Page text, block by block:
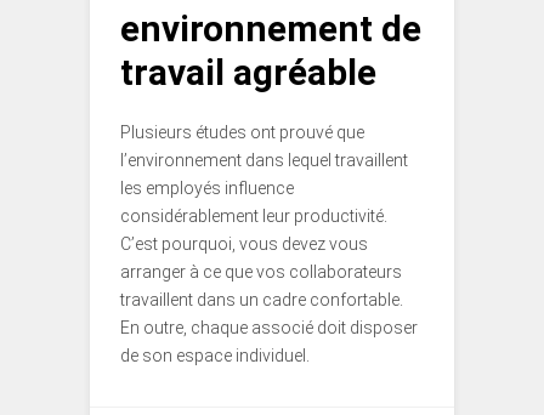
environnement de
travail agréable
Plusieurs études ont prouvé que
l’environnement dans lequel travaillent
les employés influence
considérablement leur productivité.
C’est pourquoi, vous devez vous
arranger à ce que vos collaborateurs
travaillent dans un cadre confortable.
En outre, chaque associé doit disposer
de son espace individuel.